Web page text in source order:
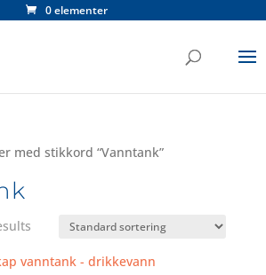
0 elementer
med stikkord “Vanntank”